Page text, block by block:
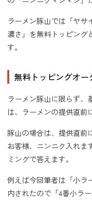
ラーメン豚山では「ヤサ
濃さ」を無料トッピング
す。
無料トッピングオ
ラーメン豚山に限らず、
は、ラーメンの提供直前
豚山の場合は、提供直前
お客様、ニンニク入れま
ミングで答えます。
例えば今回筆者は「小ラ
内されたので「4番小ラ